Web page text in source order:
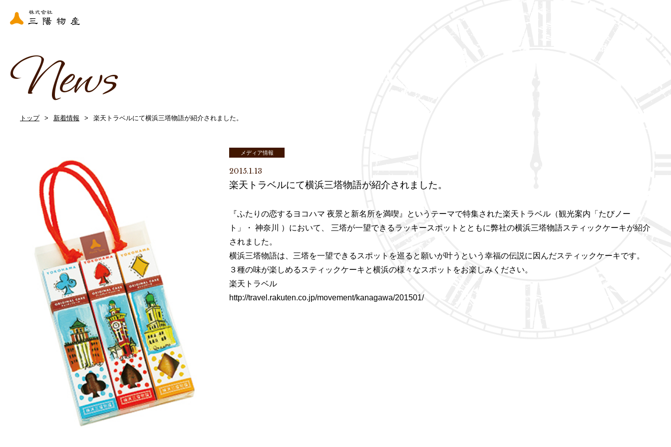
News
トップ 新着情報 楽天トラベルにて横浜三塔物語が紹介されました。
メディア情報
2015.1.13
楽天トラベルにて横浜三塔物語が紹介されました。
『ふたりの恋するヨコハマ 夜景と新名所を満喫』というテーマで特集された楽天トラベル（観光案内「たびノー
ト」・ 神奈川 ）において、 三塔が一望できるラッキースポットとともに弊社の横浜三塔物語スティックケーキが紹介
されました。
横浜三塔物語は、三塔を一望できるスポットを巡ると願いが叶うという幸福の伝説に因んだスティックケーキです。
３種の味が楽しめるスティックケーキと横浜の様々なスポットをお楽しみください。
楽天トラベル
http://travel.rakuten.co.jp/movement/kanagawa/201501/